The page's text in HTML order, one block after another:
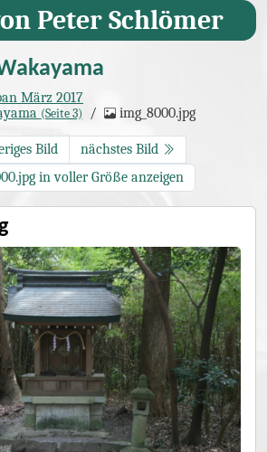
Peter Schlömer
März 2017
(Seite 3) img_8000.jpg
Bild
nächstes Bild
in voller Größe anzeigen